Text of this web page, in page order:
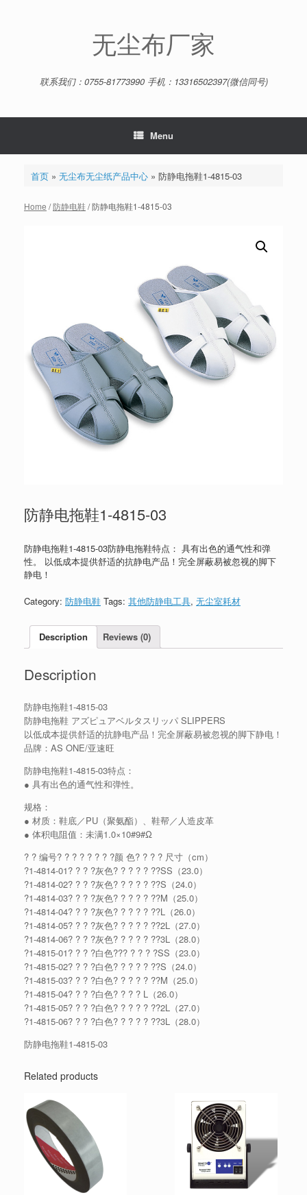
无尘布厂家
联系我们：0755-81773990 手机：13316502397(微信同号)
Menu
首页» 无尘布无尘纸产品中心» 防静电拖鞋1-4815-03
Home /防静电鞋/ 防静电拖鞋1-4815-03
防静电拖鞋1-4815-03
防静电拖鞋1-4815-03防静电拖鞋特点： 具有出色的通气性和弹
性。 以低成本提供舒适的抗静电产品！完全屏蔽易被忽视的脚下
静电！
Category: 防静电鞋 Tags: 其他防静电工具, 无尘室耗材
Description Reviews (0)
Description
防静电拖鞋1-4815-03
防静电拖鞋 アズピュアベルタスリッパ SLIPPERS
以低成本提供舒适的抗静电产品！完全屏蔽易被忽视的脚下静电！
品牌：AS ONE/亚速旺
防静电拖鞋1-4815-03特点：
● 具有出色的通气性和弹性。
规格：
● 材质：鞋底／PU（聚氨酯）、鞋帮／人造皮革
● 体积电阻值：未满1.0×10#9#Ω
? ? 编号? ? ? ? ? ? ? ?颜 色? ? ? ? 尺寸（cm）
?1-4814-01? ? ? ?灰色? ? ? ? ? ??SS（23.0）
?1-4814-02? ? ? ?灰色? ? ? ? ? ??S（24.0）
?1-4814-03? ? ? ?灰色? ? ? ? ? ??M（25.0）
?1-4814-04? ? ? ?灰色? ? ? ? ? ??L（26.0）
?1-4814-05? ? ? ?灰色? ? ? ? ? ??2L（27.0）
?1-4814-06? ? ? ?灰色? ? ? ? ? ??3L（28.0）
?1-4815-01? ? ? ?白色??? ? ? ? ?SS（23.0）
?1-4815-02? ? ? ?白色? ? ? ? ? ??S（24.0）
?1-4815-03? ? ? ?白色? ? ? ? ? ??M（25.0）
?1-4815-04? ? ? ?白色? ? ? ? L（26.0）
?1-4815-05? ? ? ?白色? ? ? ? ? ??2L（27.0）
?1-4815-06? ? ? ?白色? ? ? ? ? ??3L（28.0）
防静电拖鞋1-4815-03
Related products